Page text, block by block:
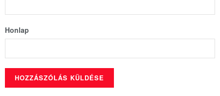
Honlap